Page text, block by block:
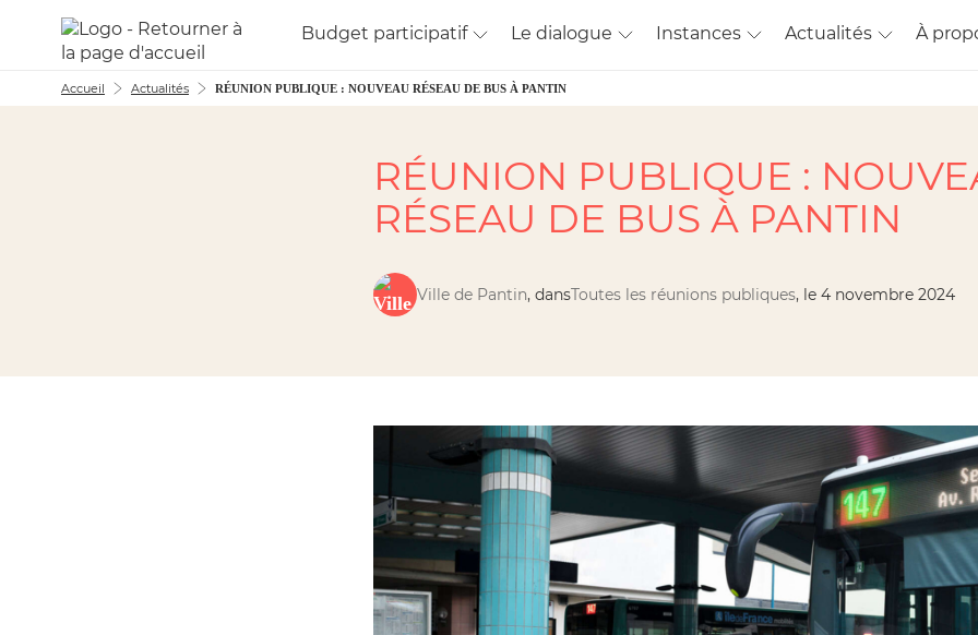
Aller au menu Aller au contenu
Budget participatif Le dialogue Instances Actualités À
Accueil Actualités RÉUNION PUBLIQUE : NOUVEAU RÉSEAU DE BUS À PANTIN
RÉUNION PUBLIQUE :
RÉSEAU DE BUS À PANTIN
Ville de Pantin, dansToutes les réunions publiques, le 4 novembre 2024